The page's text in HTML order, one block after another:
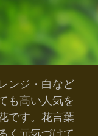
ンジ・白など
も高い人気を
です。花言葉
く元気づけて